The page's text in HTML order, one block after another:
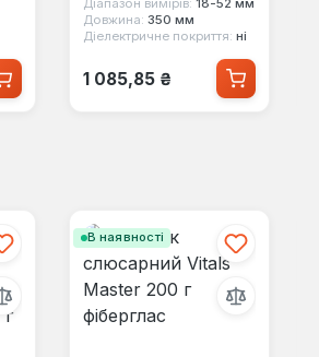
Діапазон вимірів: 18-52 мм
Довжина: 350 мм
Діелектричне покриття: ні
Звичайна ціна:
1 085,85 ₴
В наявності